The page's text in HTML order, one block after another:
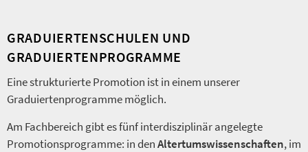
GRADUIERTENSCHULEN UND
GRADUIERTENPROGRAMME
Eine strukturierte Promotion ist in einem unserer
Graduiertenprogramme möglich.
Am Fachbereich gibt es fünf interdisziplinär angelegte
Promotionsprogramme: in denAltertumswissenschaften, im